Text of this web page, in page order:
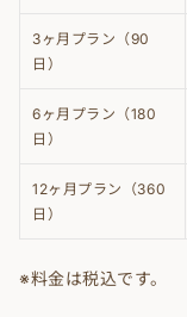
3ヶ月プラン（90
日）
6ヶ月プラン（180
日）
12ヶ月プラン（360
日）
※料金は税込です。